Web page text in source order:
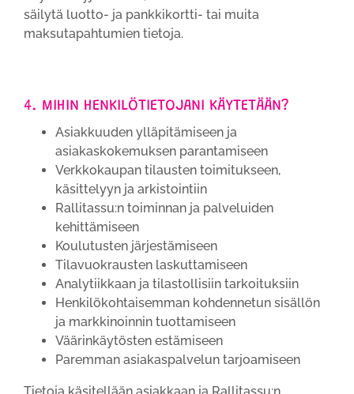
säilytä luotto- ja pankkikortti- tai muita
maksutapahtumien tietoja.
4. MIHIN HENKILÖTIETOJANI KÄYTETÄÄN?
Asiakkuuden ylläpitämiseen ja
asiakaskokemuksen parantamiseen
Verkkokaupan tilausten toimitukseen,
käsittelyyn ja arkistointiin
Rallitassu:n toiminnan ja palveluiden
kehittämiseen
Koulutusten järjestämiseen
Tilavuokrausten laskuttamiseen
Analytiikkaan ja tilastollisiin tarkoituksiin
Henkilökohtaisemman kohdennetun sisällön
ja markkinoinnin tuottamiseen
Väärinkäytösten estämiseen
Paremman asiakaspalvelun tarjoamiseen